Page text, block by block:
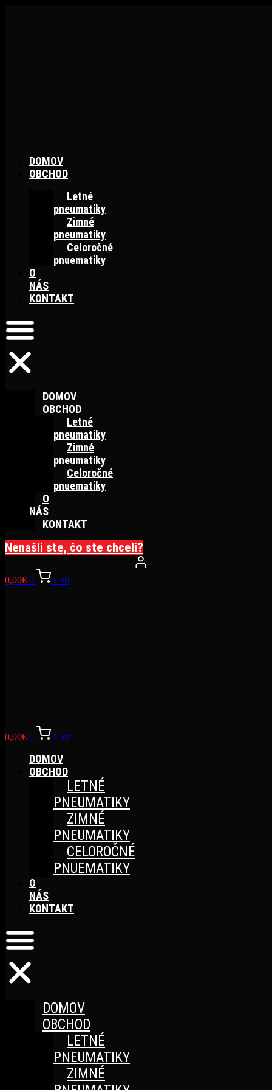
DOMOV
OBCHOD
Letné
pneumatiky
Zimné
pneumatiky
Celoročné
pnuematiky
O
NÁS
KONTAKT
DOMOV
OBCHOD
Letné
pneumatiky
Zimné
pneumatiky
Celoročné
pnuematiky
O
NÁS
KONTAKT
Nenašli ste, čo ste chceli?
0,00€ 0 Cart
0,00€ 0 Cart
DOMOV
OBCHOD
LETNÉ
PNEUMATIKY
ZIMNÉ
PNEUMATIKY
CELOROČNÉ
PNUEMATIKY
O
NÁS
KONTAKT
DOMOV
OBCHOD
LETNÉ
PNEUMATIKY
ZIMNÉ